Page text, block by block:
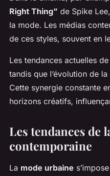
Right Thing” de Spike
la mode. Les médias
de ces styles, souvent en
Les tendances actuelles de
tandis que l’évolution de la
Cette synergie constante
horizons créatifs,
Les tendances de
contemporaine
La mode urbaine